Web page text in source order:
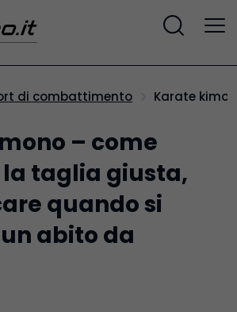
di combattimento Karate
– come
taglia giusta,
quando si
abito da